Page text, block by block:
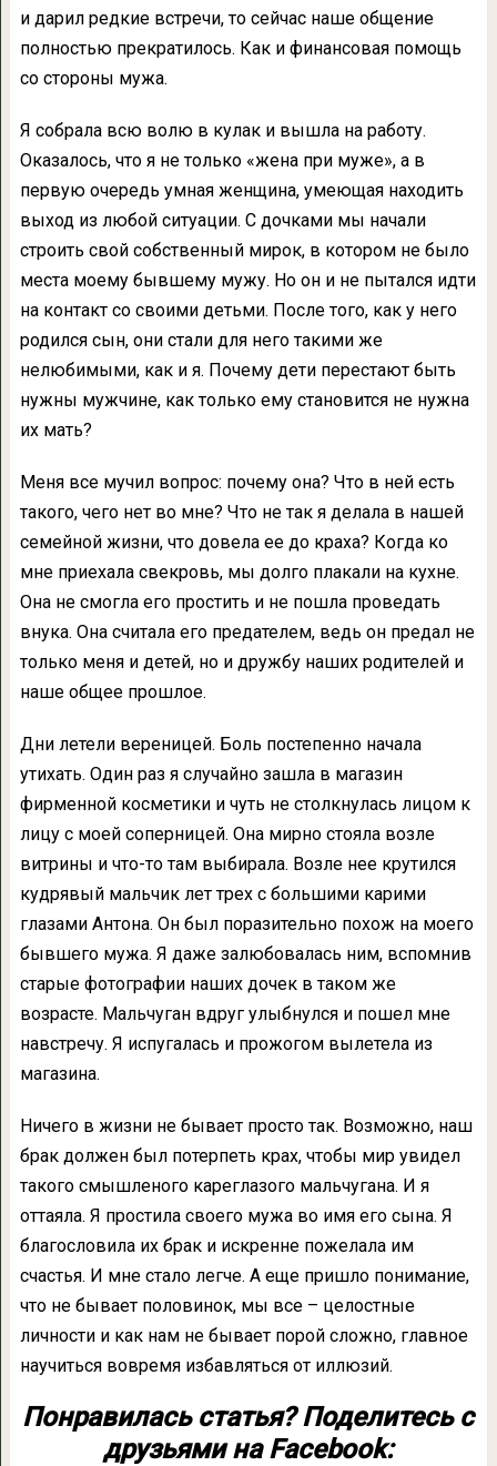
и дарил редкие встречи, то сейчас наше общение
полностью прекратилось. Как и финансовая помощь
со стороны мужа.
Я собрала всю волю в кулак и вышла на работу.
Оказалось, что я не только «жена при муже», а в
первую очередь умная женщина, умеющая находить
выход из любой ситуации. С дочками мы начали
строить свой собственный мирок, в котором не было
места моему бывшему мужу. Но он и не пытался идти
на контакт со своими детьми. После того, как у него
родился сын, они стали для него такими же
нелюбимыми, как и я. Почему дети перестают быть
нужны мужчине, как только ему становится не нужна
их мать?
Меня все мучил вопрос: почему она? Что в ней есть
такого, чего нет во мне? Что не так я делала в нашей
семейной жизни, что довела ее до краха? Когда ко
мне приехала свекровь, мы долго плакали на кухне.
Она не смогла его простить и не пошла проведать
внука. Она считала его предателем, ведь он предал не
только меня и детей, но и дружбу наших родителей и
наше общее прошлое.
Дни летели вереницей. Боль постепенно начала
утихать. Один раз я случайно зашла в магазин
фирменной косметики и чуть не столкнулась лицом к
лицу с моей соперницей. Она мирно стояла возле
витрины и что-то там выбирала. Возле нее крутился
кудрявый мальчик лет трех с большими карими
глазами Антона. Он был поразительно похож на моего
бывшего мужа. Я даже залюбовалась ним, вспомнив
старые фотографии наших дочек в таком же
возрасте. Мальчуган вдруг улыбнулся и пошел мне
навстречу. Я испугалась и прожогом вылетела из
магазина.
Ничего в жизни не бывает просто так. Возможно, наш
брак должен был потерпеть крах, чтобы мир увидел
такого смышленого кареглазого мальчугана. И я
оттаяла. Я простила своего мужа во имя его сына. Я
благословила их брак и искренне пожелала им
счастья. И мне стало легче. А еще пришло понимание,
что не бывает половинок, мы все – целостные
личности и как нам не бывает порой сложно, главное
научиться вовремя избавляться от иллюзий.
Понравилась статья? Поделитесь с
друзьями на Facebook: